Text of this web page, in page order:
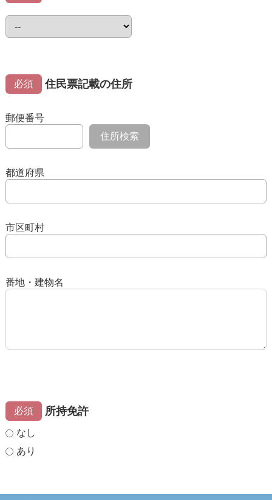
必須 住民票記載の住所
郵便番号
住所検索
都道府県
市区町村
番地・建物名
必須 所持免許
なし
あり